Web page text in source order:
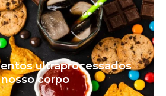
ultraprocessados
corpo